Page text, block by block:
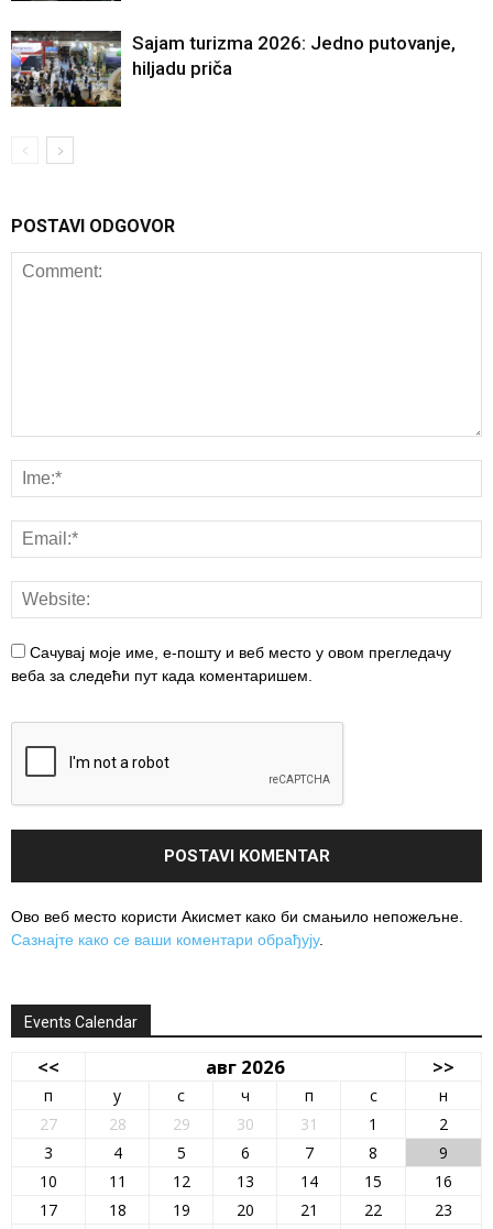
Sajam turizma 2026: Jedno putovanje,
hiljadu priča
POSTAVI ODGOVOR
Сачувај моје име, е-пошту и веб место у овом прегледачу
веба за следећи пут када коментаришем.
Ово веб место користи Акисмет како би смањило непожељне.
Сазнајте како се ваши коментари обрађују.
Events Calendar
<< авг 2026 >>
п у с ч п с
н
27
28 29 30 31 1
2
3
4 5 6 7 8
9
10
11 12 13 14 15
16
17
18 19 20 21 22
23